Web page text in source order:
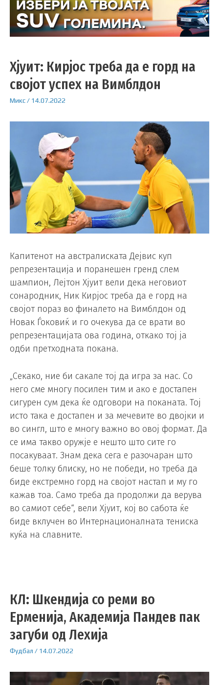
Хјуит: Кирјос треба да е горд на
својот успех на Вимблдон
Микс/ 14.07.2022
Капитенот на австралиската Дејвис куп
репрезентација и поранешен гренд слем
шампион, Лејтон Хјуит вели дека неговиот
сонародник, Ник Кирјос треба да е горд на
својот пораз во финалето на Вимблдон од
Новак Ѓоковиќ и го очекува да се врати во
репрезентацијата ова година, откако тој ја
одби претходната покана.
„Секако, ние би сакале тој да игра за нас. Со
него сме многу посилен тим и ако е достапен
сигурен сум дека ќе одговори на поканата. Тој
исто така е достапен и за мечевите во двојки и
во сингл, што е многу важно во овој формат. Да
се има такво оружје е нешто што сите го
посакуваат. Знам дека сега е разочаран што
беше толку блиску, но не победи, но треба да
биде екстремно горд на својот настап и му го
кажав тоа. Само треба да продолжи да верува
во самиот себе“, вели Хјуит, кој во сабота ќе
биде вклучен во Интернационалната тениска
куќа на славните.
КЛ: Шкендија со реми во
Ерменија, Академија Пандев пак
загуби од Лехија
Фудбал / 14.07.2022